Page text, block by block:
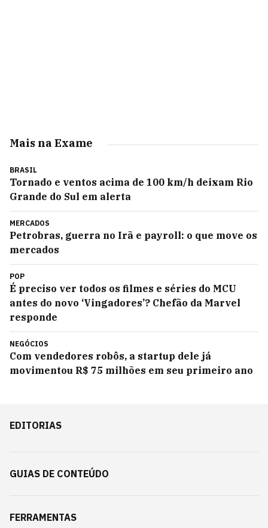
Mais na Exame
BRASIL
Tornado e ventos acima de 100 km/h deixam Rio
Grande do Sul em alerta
MERCADOS
Petrobras, guerra no Irã e payroll: o que move os
mercados
POP
É preciso ver todos os filmes e séries do MCU
antes do novo ‘Vingadores’? Chefão da Marvel
responde
NEGÓCIOS
Com vendedores robôs, a startup dele já
movimentou R$ 75 milhões em seu primeiro ano
EDITORIAS
GUIAS DE CONTEÚDO
FERRAMENTAS